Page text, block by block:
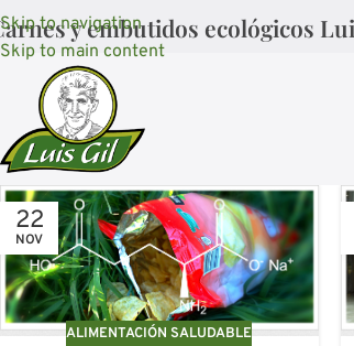
Skip to navigation
Skip to main content
y embutidos ecológicos
22
NOV
ALIMENTACIÓN SALUDABLE